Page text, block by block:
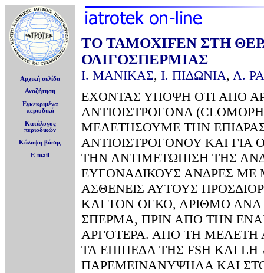
Αρχική σελίδα
Αναζήτηση
Εγκεκριμένα
περιοδικά
Κατάλογος
περιοδικών
Κάλυψη βάσης
E-mail
ΤΟ TAMOXIFEN ΣΤΗ
ΟΛΙΓΟΣΠΕΡΜΙΑΣ
Ι. ΜΑΝΙΚΑΣ, Ι. ΠΙΔΩΝΙΑ, Λ.
ΕΧΟΝΤΑΣ ΥΠΟΨΗ ΟΤΙ ΑΠΟ
ΑΝΤΙΟΙΣΤΡΟΓΟΝΑ
ΜΕΛΕΤΗΣΟΥΜΕ ΤΗΝ
ΑΝΤΙΟΙΣΤΡΟΓΟΝΟΥ ΚΑΙ ΓΙΑ
ΤΗΝ ΑΝΤΙΜΕΤΩΠΙΣΗ ΤΗΣ
ΕΥΓΟΝΑΔΙΚΟΥΣ ΑΝΔΡΕΣ ΜΕ
ΑΣΘΕΝΕΙΣ ΑΥΤΟΥΣ
ΚΑΙ ΤΟΝ ΟΓΚΟ, ΑΡΙΘΜΟ ΑΝΑ
ΣΠΕΡΜΑ, ΠΡΙΝ ΑΠΟ ΤΗΝ
ΑΡΓΟΤΕΡΑ. ΑΠΟ ΤΗ ΜΕΛΕΤΗ
ΤΑ ΕΠΙΠΕΔΑ ΤΗΣ FSH ΚΑΙ
ΠΑΡΕΜΕΙΝΑΝΥΨΗΛΑ ΚΑΙ